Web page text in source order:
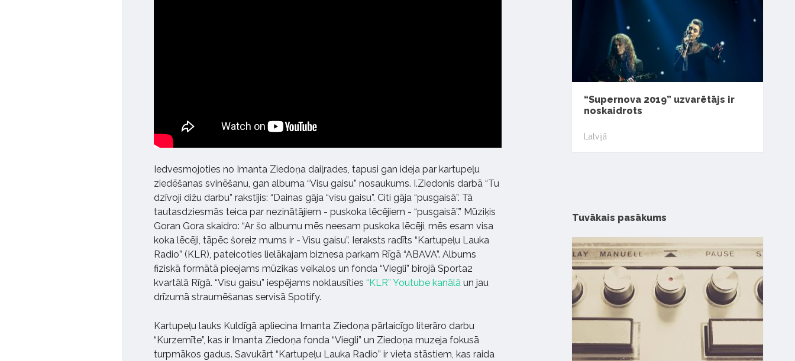
Iedvesmojoties no Imanta Ziedoņa daiļrades, tapusi gan ideja par kartupeļu
ziedēšanas svinēšanu, gan albuma “Visu gaisu” nosaukums. I.Ziedonis darbā “Tu
dzīvoji dižu darbu” rakstījis: “Dainas gāja “visu gaisu”. Citi gāja “pusgaisā”. Tā
tautasdziesmās teica par nezinātājiem - puskoka lēcējiem - “pusgaisā”.” Mūziķis
Goran Gora skaidro: “Ar šo albumu mēs neesam puskoka lēcēji, mēs esam visa
koka lēcēji, tāpēc šoreiz mums ir - Visu gaisu”. Ieraksts radīts “Kartupeļu Lauka
Radio” (KLR), pateicoties lielākajam biznesa parkam Rīgā “ABAVA”. Albums
fiziskā formātā pieejams mūzikas veikalos un fonda “Viegli” birojā Sporta2
kvartālā Rīgā. “Visu gaisu” iespējams noklausīties “KLR” Youtube kanālā un jau
drīzumā straumēšanas servisā Spotify.
Kartupeļu lauks Kuldīgā apliecina Imanta Ziedoņa pārlaicīgo literāro darbu
“Kurzemīte”, kas ir Imanta Ziedoņa fonda “Viegli” un Ziedoņa muzeja fokusā
turpmākos gadus. Savukārt “Kartupeļu Lauka Radio” ir vieta stāstiem, kas raida
“Supernova 2019” uzvarētājs ir
noskaidrots
Latvijā
Tuvākais pasākums